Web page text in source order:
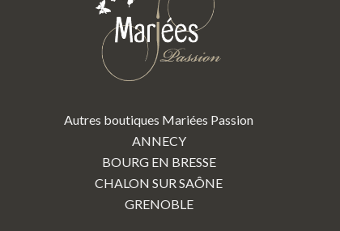
Autres boutiques Mariées Passion
ANNECY
BOURG EN BRESSE
CHALON SUR SAÔNE
GRENOBLE